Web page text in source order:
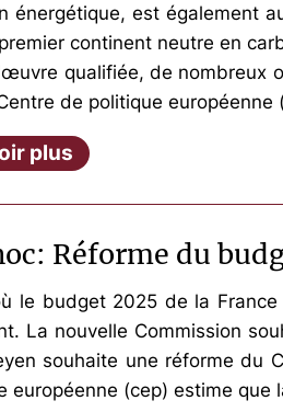
énergétique, est également
continent neutre en
qualifiée, de nombreux
de politique
plus
Réforme du
le budget 2025 de la
La nouvelle Commission
souhaite une réforme du
européenne (cep) estime